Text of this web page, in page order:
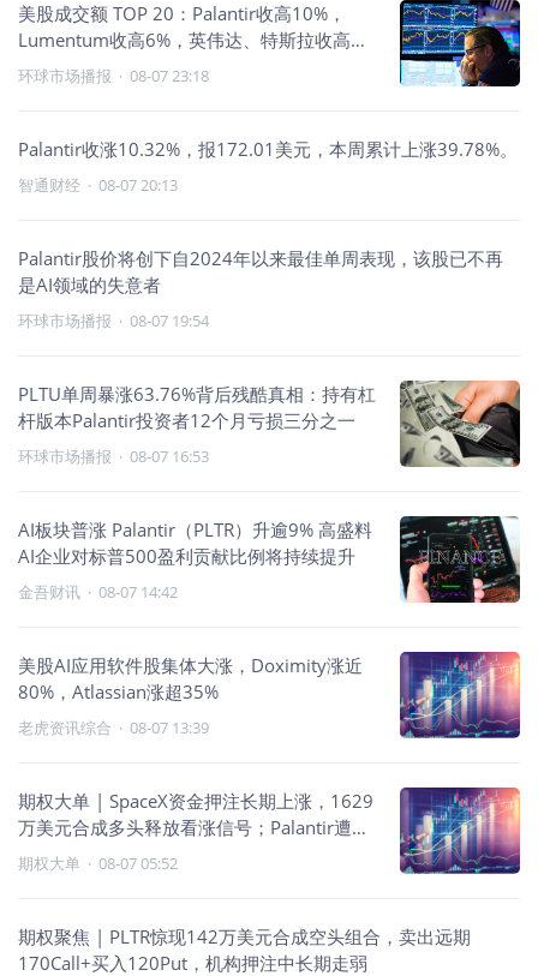
美股成交额 TOP 20：Palantir收高10%，
Lumentum收高6%，英伟达、特斯拉收高
2%，希捷收跌4%
环球市场播报 · 08-07 23:18
Palantir收涨10.32%，报172.01美元，本周累计上涨39.78%。
智通财经 · 08-07 20:13
Palantir股价将创下自2024年以来最佳单周表现，该股已不再
是AI领域的失意者
环球市场播报 · 08-07 19:54
PLTU单周暴涨63.76%背后残酷真相：持有杠
杆版本Palantir投资者12个月亏损三分之一
环球市场播报 · 08-07 16:53
AI板块普涨 Palantir（PLTR）升逾9% 高盛料
AI企业对标普500盈利贡献比例将持续提升
金吾财讯 · 08-07 14:42
美股AI应用软件股集体大涨，Doximity涨近
80%，Atlassian涨超35%
老虎资讯综合 · 08-07 13:39
期权大单 | SpaceX资金押注长期上涨，1629
万美元合成多头释放看涨信号；Palantir遭合
成空头布局，美光大额Call卖出限制上方空间
期权大单 · 08-07 05:52
期权聚焦 | PLTR惊现142万美元合成空头组合，卖出远期
170Call+买入120Put，机构押注中长期走弱